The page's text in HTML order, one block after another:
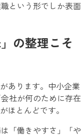
という形でしか表面
の整理こそ
あります。中小企業
社が何のために存在
ほとんどです。
「働きやすさ」「や